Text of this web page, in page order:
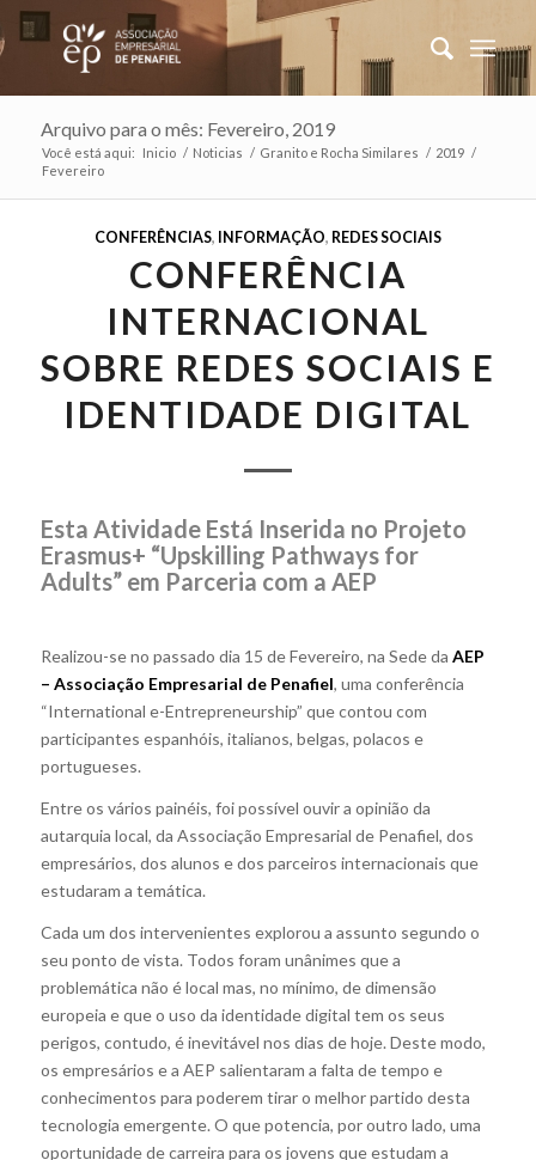
Arquivo para o mês: Fevereiro, 2019
Você está aqui: Inicio / Noticias / Granito e Rocha Similares / 2019 /
Fevereiro
CONFERÊNCIAS, INFORMAÇÃO, REDES SOCIAIS
CONFERÊNCIA
INTERNACIONAL
SOBRE REDES SOCIAIS E
IDENTIDADE DIGITAL
Esta Atividade Está Inserida no Projeto
Erasmus+ “Upskilling Pathways for
Adults” em Parceria com a AEP
Realizou-se no passado dia 15 de Fevereiro, na Sede da AEP
– Associação Empresarial de Penafiel, uma conferência
“International e-Entrepreneurship” que contou com
participantes espanhóis, italianos, belgas, polacos e
portugueses.
Entre os vários painéis, foi possível ouvir a opinião da
autarquia local, da Associação Empresarial de Penafiel, dos
empresários, dos alunos e dos parceiros internacionais que
estudaram a temática.
Cada um dos intervenientes explorou a assunto segundo o
seu ponto de vista. Todos foram unânimes que a
problemática não é local mas, no mínimo, de dimensão
europeia e que o uso da identidade digital tem os seus
perigos, contudo, é inevitável nos dias de hoje. Deste modo,
os empresários e a AEP salientaram a falta de tempo e
conhecimentos para poderem tirar o melhor partido desta
tecnologia emergente. O que potencia, por outro lado, uma
oportunidade de carreira para os jovens que estudam a